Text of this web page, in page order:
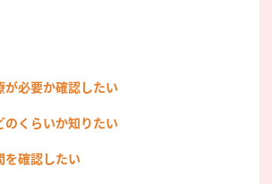
が必要か確認したい
のくらいか知りたい
を確認したい